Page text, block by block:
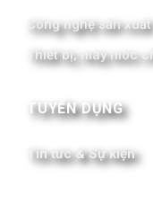
Công nghệ sản xuất
Thiết bị, máy móc
TUYỂN DỤNG
Tin tức & Sự kiện